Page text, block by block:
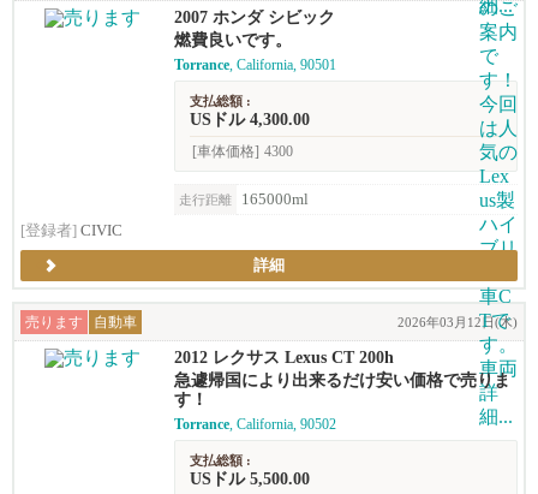
2007 ホンダ シビック
燃費良いです。
Torrance, California, 90501
支払総額 :
USドル 4,300.00
[車体価格] 4300
走行距離
165000ml
[登録者] CIVIC
詳細
売ります 自動車 2026年03月12日(木)
2012 レクサス Lexus CT 200h
急遽帰国により出来るだけ安い価格で売りま
す！
Torrance, California, 90502
支払総額 :
USドル 5,500.00